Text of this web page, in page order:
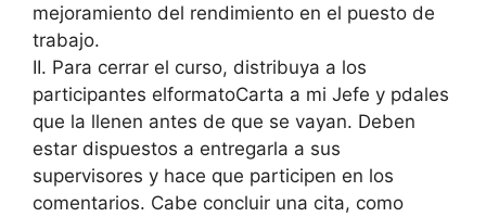
mejoramiento del rendimiento en el puesto de
trabajo.
II. Para cerrar el curso, distribuya a los
participantes elformatoCarta a mi Jefe y pdales
que la llenen antes de que se vayan. Deben
estar dispuestos a entregarla a sus
supervisores y hace que participen en los
comentarios. Cabe concluir una cita, como